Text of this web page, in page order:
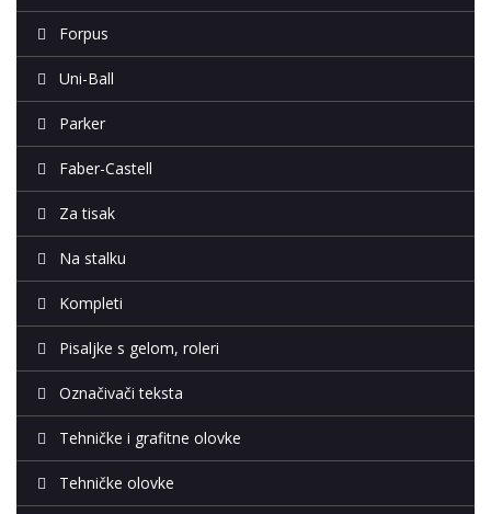
Forpus
Uni-Ball
Parker
Faber-Castell
Za tisak
Na stalku
Kompleti
Pisaljke s gelom, roleri
Označivači teksta
Tehničke i grafitne olovke
Tehničke olovke